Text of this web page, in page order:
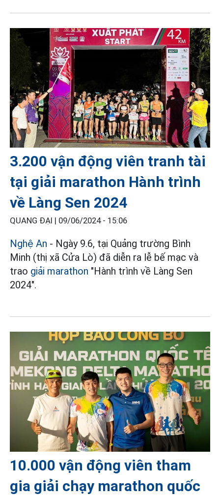
3.200 vận động viên tranh tài
tại giải marathon Hành trình
về Làng Sen 2024
QUANG ĐẠI | 09/06/2024 - 15:06
Nghệ An - Ngày 9.6, tại Quảng trường Bình
Minh (thị xã Cửa Lò) đã diễn ra lễ bế mạc và
trao giải marathon "Hành trình về Làng Sen
2024".
10.000 vận động viên tham
gia giải chạy marathon quốc